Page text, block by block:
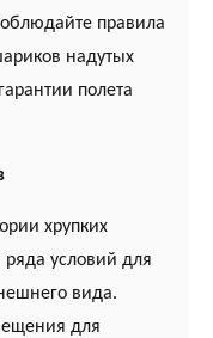
правила
надутых
полета
хрупких
условий для
вида.
для